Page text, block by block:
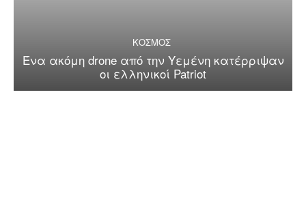
ΚΟΣΜΟΣ
Ένα ακόμη drone από την Υεμένη κατέρριψαν
οι ελληνικοί Patriot